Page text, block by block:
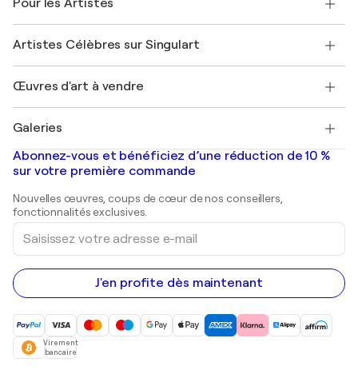
Offrir une carte cadeau
Rejoignez notre programme commercial
Mon compte
+33 1 76 44 06 42
FAQ
Magazine Singulart
Emplois
Découvrez une sélection d'art original
Pour les Artistes
Se connecter en tant qu'Artiste
Artistes Célèbres sur Singulart
Marc Chagall
Banksy
Mr. Brainwash
Shepard Fairey
Œuvres d'art à vendre
Tableaux abstraits à vendre
Peintures de paysage
Estampes
Peintures acryliques
Galeries
Galeries d'art en France
Galeries d'art en Belgique
Abonnez-vous et bénéficiez d’une réduction de 10 %
sur votre première commande
Nouvelles œuvres, coups de cœur de nos conseillers,
fonctionnalités exclusives.
Saisissez
votre
adresse
e-
mail
J'en profite dès maintenant
Virement
bancaire